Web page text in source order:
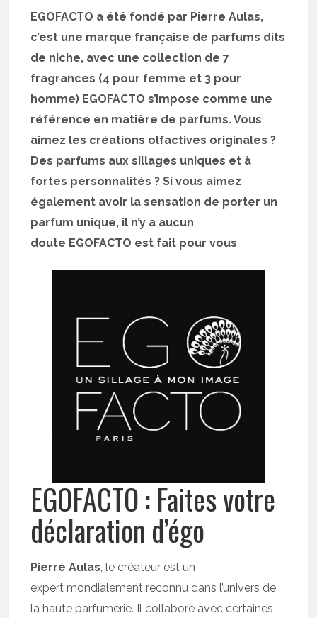
EGOFACTO a été fondé par Pierre Aulas,
c’est une marque française de parfums dits
de niche, avec une collection de 7
fragrances (4 pour femme et 3 pour
homme) EGOFACTO s’impose comme une
référence en matière de parfums. Vous
aimez les créations olfactives originales ?
Des parfums aux sillages uniques et à
fortes personnalités ? Si vous aimez
également avoir la sensation de porter un
parfum unique, il n’y a aucun
doute EGOFACTO est fait pour vous.
EGOFACTO : Faites votre
déclaration d’égo
Pierre Aulas, le créateur est un
expert mondialement reconnu dans l’univers de
la haute parfumerie. Il collabore avec certaines